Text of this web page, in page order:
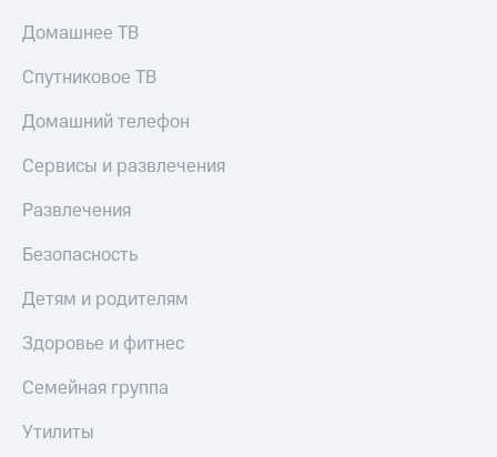
Домашнее ТВ
Спутниковое ТВ
Домашний телефон
Сервисы и развлечения
Развлечения
Безопасность
Детям и родителям
Здоровье и фитнес
Семейная группа
Утилиты